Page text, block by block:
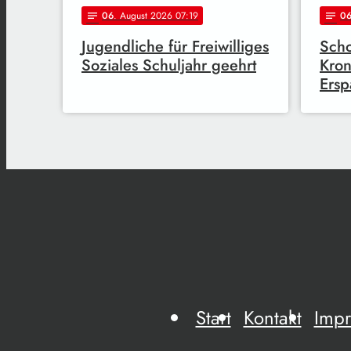
notes 06. August 2026 07:19
Jugendliche für Freiwilliges
Soziales Schuljahr geehrt
notes 06
Start Kontakt